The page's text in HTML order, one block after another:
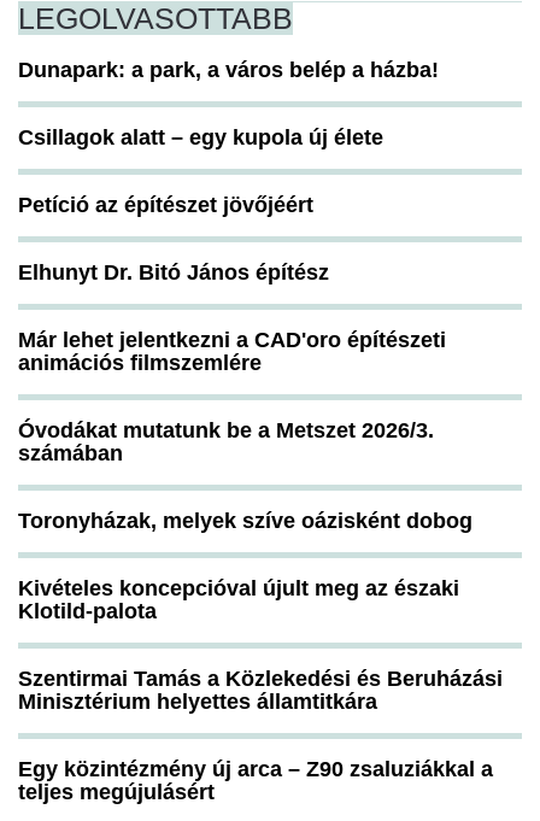
LEGOLVASOTTABB
Dunapark: a park, a város belép a házba!
Csillagok alatt – egy kupola új élete
Petíció az építészet jövőjéért
Elhunyt Dr. Bitó János építész
Már lehet jelentkezni a CAD'oro építészeti
animációs filmszemlére
Óvodákat mutatunk be a Metszet 2026/3.
számában
Toronyházak, melyek szíve oázisként dobog
Kivételes koncepcióval újult meg az északi
Klotild-palota
Szentirmai Tamás a Közlekedési és Beruházási
Minisztérium helyettes államtitkára
Egy közintézmény új arca – Z90 zsaluziákkal a
teljes megújulásért